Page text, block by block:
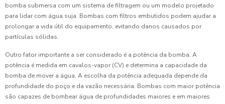
bomba submersa com um sistema de filtragem ou um modelo projetado
para lidar com água suja. Bombas com filtros embutidos podem ajudar a
prolongar a vida útil do equipamento, evitando danos causados por
partículas sólidas.
Outro fator importante a ser considerado é a potência da bomba. A
potência é medida em cavalos-vapor (CV) e determina a capacidade da
bomba de mover a água. A escolha da potência adequada depende da
profundidade do poço e da vazão necessária. Bombas com maior potência
são capazes de bombear água de profundidades maiores e em maiores